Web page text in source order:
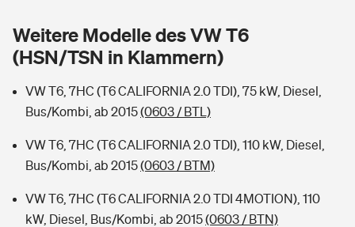
Hochwasser-Check: Wie gefährdet ist Ihr Haus?
Wer versichert was: Jetzt Versicherer finden
Sie haben Fragen?
Private Cyberversicherung
Musikinstrumentenversicherung
Zur Übersicht
Tools
Sie haben Fragen?
Rentenrechner: Wie viel Geld bekomme ich im Alter?
Weitere Modelle des VW T6
(HSN/TSN in Klammern)
VW T6, 7HC (T6 CALIFORNIA 2.0 TDI), 75 kW, Diesel,
Bus/Kombi, ab 2015(0603 / BTL)
VW T6, 7HC (T6 CALIFORNIA 2.0 TDI), 110 kW, Diesel,
Bus/Kombi, ab 2015(0603 / BTM)
VW T6, 7HC (T6 CALIFORNIA 2.0 TDI 4MOTION), 110
kW, Diesel, Bus/Kombi, ab 2015(0603 / BTN)